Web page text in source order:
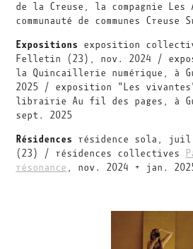
de la Creuse, la compagnie
communauté de communes Creuse
Expositions exposition
Felletin (23), nov. 2024 /
la Quincaillerie numérique, à
2025 / exposition "Les
librairie Au fil des pages, à
sept. 2025
Résidences résidence sola,
(23) / résidences collectives
résonance , nov. 2024 + jan.